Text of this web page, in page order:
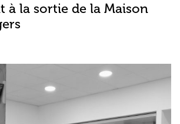
à la sortie de la Maison